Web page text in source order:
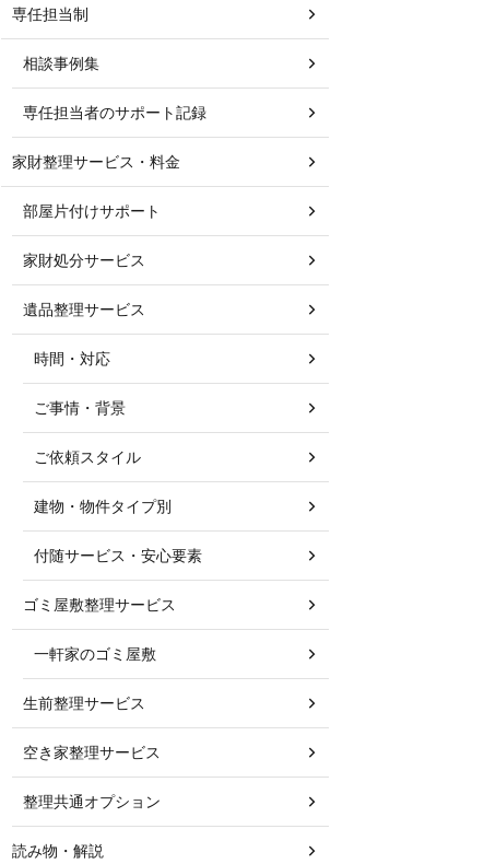
専任担当制
相談事例集
専任担当者のサポート記録
家財整理サービス・料金
部屋片付けサポート
家財処分サービス
遺品整理サービス
時間・対応
ご事情・背景
ご依頼スタイル
建物・物件タイプ別
付随サービス・安心要素
ゴミ屋敷整理サービス
一軒家のゴミ屋敷
生前整理サービス
空き家整理サービス
整理共通オプション
読み物・解説